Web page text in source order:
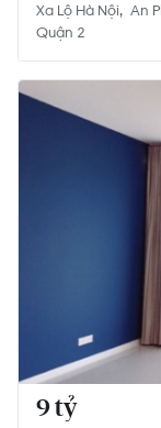
Xa Lộ Hà Nội An
Quận 2
9 tỷ